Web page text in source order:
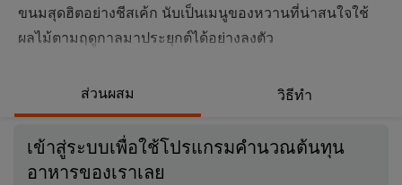
ขนมสุดฮิตอย่างชีสเค้ก นับเป็นเมนูของหวานที่น่าสนใจใช้
ผลไม้ตามฤดูกาลมาประยุกต์ได้อย่างลงตัว
ส่วนผสม วิธีทำ
เข้าสู่ระบบเพื่อใช้โปรแกรมคำนวณต้นทุน
อาหารของเราเลย